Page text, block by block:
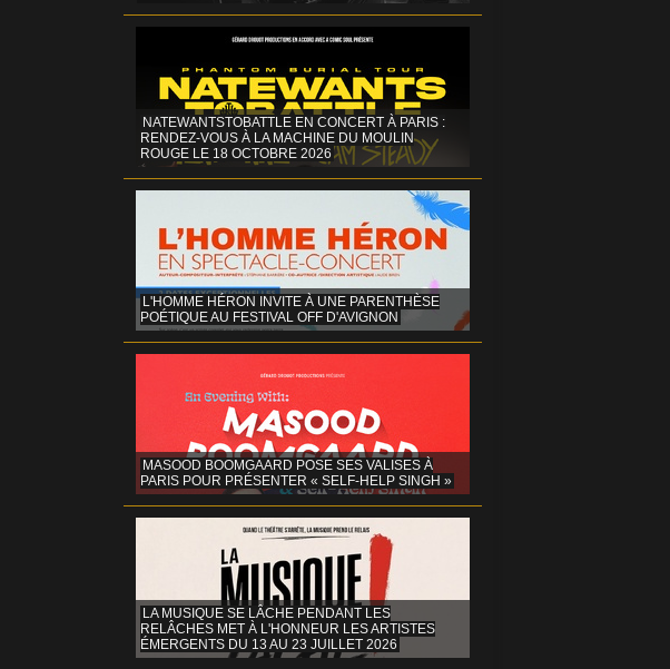
NATEWANTSTOBATTLE EN CONCERT À PARIS :
RENDEZ-VOUS À LA MACHINE DU MOULIN
ROUGE LE 18 OCTOBRE 2026
L'HOMME HÉRON INVITE À UNE PARENTHÈSE
POÉTIQUE AU FESTIVAL OFF D'AVIGNON
MASOOD BOOMGAARD POSE SES VALISES À
PARIS POUR PRÉSENTER « SELF-HELP SINGH »
LA MUSIQUE SE LÂCHE PENDANT LES
RELÂCHES MET À L'HONNEUR LES ARTISTES
ÉMERGENTS DU 13 AU 23 JUILLET 2026